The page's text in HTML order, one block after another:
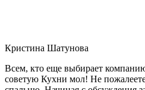
Кристина Шатунова
Всем, кто еще выбирает
советую Кухни мол! Не